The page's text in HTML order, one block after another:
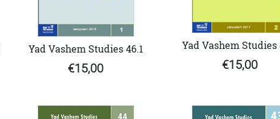
Yad Vashem Studies 46.1
€15,00
Yad Vashem Studies
€15,00